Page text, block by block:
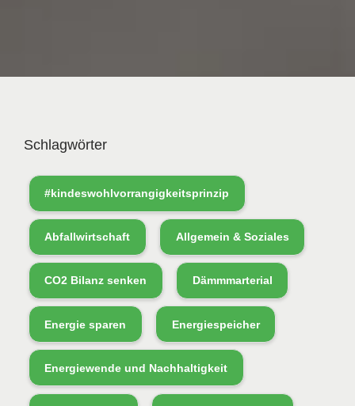
Schlagwörter
#kindeswohlvorrangigkeitsprinzip
Abfallwirtschaft Allgemein & Soziales
CO2 Bilanz senken Dämmmarterial
Energie sparen Energiespeicher
Energiewende und Nachhaltigkeit